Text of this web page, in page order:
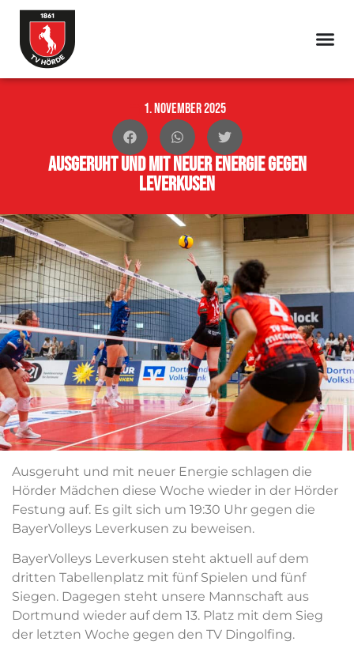
1. November 2025
Ausgeruht und mit neuer Energie gegen
Leverkusen
Ausgeruht und mit neuer Energie schlagen die
Hörder Mädchen diese Woche wieder in der Hörder
Festung auf. Es gilt sich um 19:30 Uhr gegen die
BayerVolleys Leverkusen zu beweisen.
BayerVolleys Leverkusen steht aktuell auf dem
dritten Tabellenplatz mit fünf Spielen und fünf
Siegen. Dagegen steht unsere Mannschaft aus
Dortmund wieder auf dem 13. Platz mit dem Sieg
der letzten Woche gegen den TV Dingolfing.